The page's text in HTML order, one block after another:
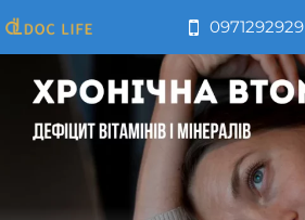
до
вмісту
0971292929